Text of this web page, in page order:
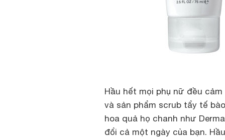
Hầu hết mọi phụ nữ đều
và sản phẩm scrub tẩy tế
hoa quả họ chanh như
đổi cả một ngày của bạn.